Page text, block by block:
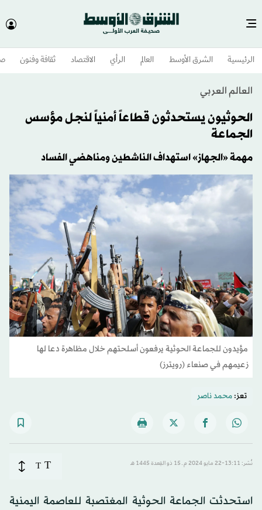
الرئيسية الشرق الأوسط​ العالم الرأي الاقتصاد ثقافة وفنون
العالم العربي
الحوثيون يستحدثون قطاعاً أمنياً لنجل مؤسس
الجماعة
مهمة «الجهاز» استهداف الناشطين ومناهضي الفساد
مؤيدون للجماعة الحوثية يرفعون أسلحتهم خلال مظاهرة دعا لها
زعيمهم في صنعاء (رويترز)
تعز:محمد ناصر
نُشر: 13:11-22 مايو 2024 م ـ 15 ذو القِعدة 1445 هـ T
T
استحدثت الجماعة الحوثية المغتصبة للعاصمة اليمنية